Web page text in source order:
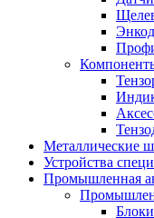
Металлические
Устройства
Промышленная